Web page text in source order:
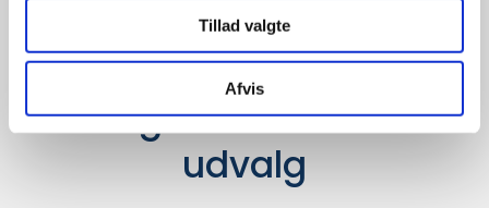
Tillad valgte
Afvis
Stærke
leverandører
giver større
udvalg